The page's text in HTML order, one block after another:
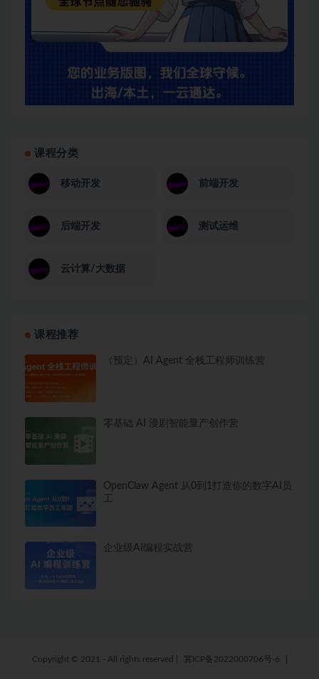
课程分类
移动开发 前端开发
后端开发 测试运维
云计算/大数据
课程推荐
（预定）AI Agent 全栈工程师训练营
零基础 AI 漫剧智能量产创作营
OpenClaw Agent 从0到1打造你的数字AI员
企业级AI编程实战营
Copyright © 2021 - All rights reserved 冀ICP备2022000706号-6